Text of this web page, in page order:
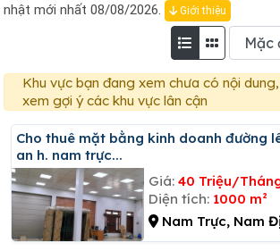
nhật mới nhất 08/08/2026.
Giới thiệu
Khu vực bạn đang xem chưa có nội
xem gợi ý các khu vực lân cận
Cho thuê mặt bằng kinh doanh đường lê đức thọ p. nghĩa
an h. nam trực...
Giá: 40 Triệu/
Diện tích: 1000 m²
Nam Trực, Nam